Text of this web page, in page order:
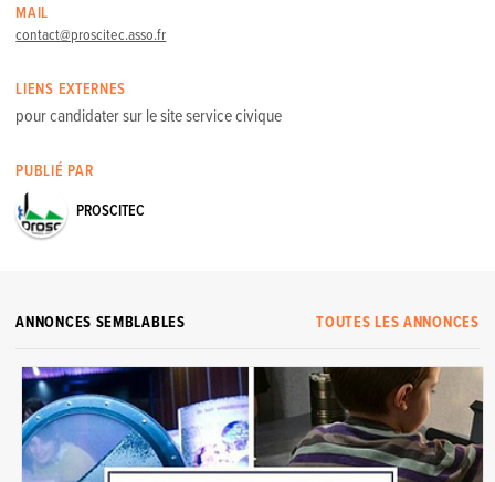
MAIL
contact@proscitec.asso.fr
LIENS EXTERNES
pour candidater sur le site service civique
PUBLIÉ PAR
PROSCITEC
TOUTES LES ANNONCES
ANNONCES SEMBLABLES